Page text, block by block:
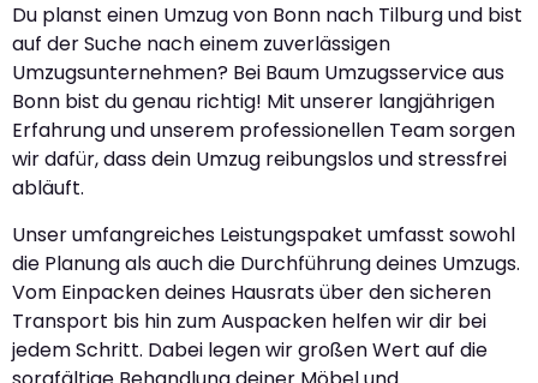
Du planst einen Umzug von Bonn nach Tilburg und bist
auf der Suche nach einem zuverlässigen
Umzugsunternehmen? Bei Baum Umzugsservice aus
Bonn bist du genau richtig! Mit unserer langjährigen
Erfahrung und unserem professionellen Team sorgen
wir dafür, dass dein Umzug reibungslos und stressfrei
abläuft.
Unser umfangreiches Leistungspaket umfasst sowohl
die Planung als auch die Durchführung deines Umzugs.
Vom Einpacken deines Hausrats über den sicheren
Transport bis hin zum Auspacken helfen wir dir bei
jedem Schritt. Dabei legen wir großen Wert auf die